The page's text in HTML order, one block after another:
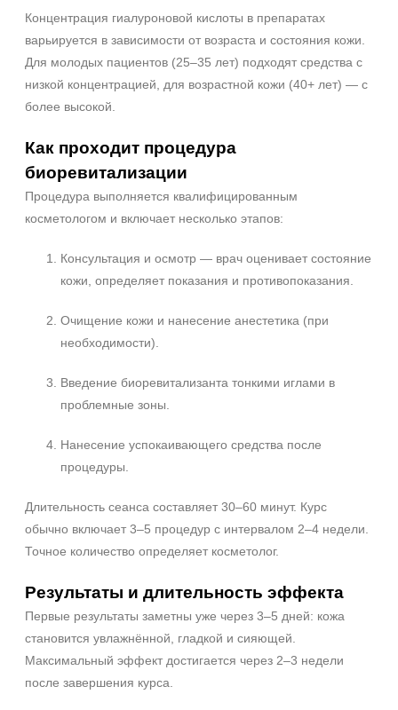
Концентрация гиалуроновой кислоты в препаратах
варьируется в зависимости от возраста и состояния кожи.
Для молодых пациентов (25–35 лет) подходят средства с
низкой концентрацией, для возрастной кожи (40+ лет) — с
более высокой.
Как проходит процедура
биоревитализации
Процедура выполняется квалифицированным
косметологом и включает несколько этапов:
Консультация и осмотр — врач оценивает состояние
кожи, определяет показания и противопоказания.
Очищение кожи и нанесение анестетика (при
необходимости).
Введение биоревитализанта тонкими иглами в
проблемные зоны.
Нанесение успокаивающего средства после
процедуры.
Длительность сеанса составляет 30–60 минут. Курс
обычно включает 3–5 процедур с интервалом 2–4 недели.
Точное количество определяет косметолог.
Результаты и длительность эффекта
Первые результаты заметны уже через 3–5 дней: кожа
становится увлажнённой, гладкой и сияющей.
Максимальный эффект достигается через 2–3 недели
после завершения курса.